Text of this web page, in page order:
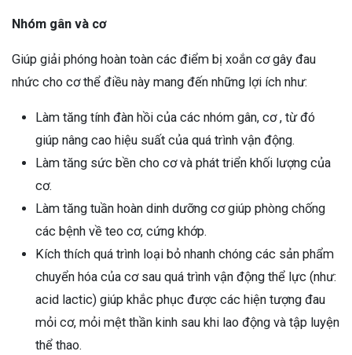
Nhóm gân và cơ
Giúp giải phóng hoàn toàn các điểm bị xoắn cơ gây đau
nhức cho cơ thể điều này mang đến những lợi ích như:
Làm tăng tính đàn hồi của các nhóm gân, cơ , từ đó
giúp nâng cao hiệu suất của quá trình vận động.
Làm tăng sức bền cho cơ và phát triển khối lượng của
cơ.
Làm tăng tuần hoàn dinh dưỡng cơ giúp phòng chống
các bệnh về teo cơ, cứng khớp.
Kích thích quá trình loại bỏ nhanh chóng các sản phẩm
chuyển hóa của cơ sau quá trình vận động thể lực (như:
acid lactic) giúp khắc phục được các hiện tượng đau
mỏi cơ, mỏi mệt thần kinh sau khi lao động và tập luyện
thể thao.